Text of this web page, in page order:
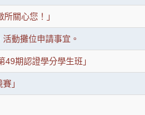
關心您！」
動攤位申請事宜。
期認證學分學生班」
」